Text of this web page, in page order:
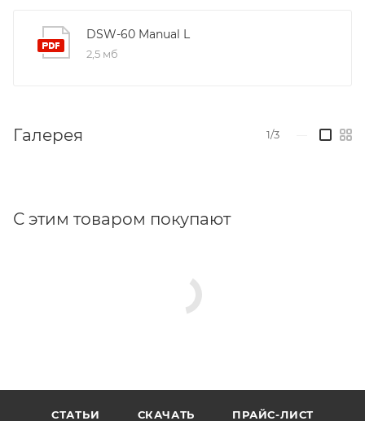
DSW-60 Manual L
2,5 мб
Галерея 1/3
С этим товаром покупают
СТАТЬИ СКАЧАТЬ ПРАЙС-ЛИСТ